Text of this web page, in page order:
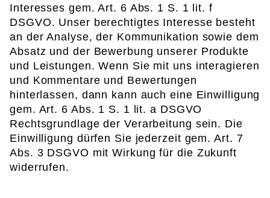
Interesses gem. Art. 6 Abs. 1 S. 1 lit. f
DSGVO. Unser berechtigtes Interesse besteht
an der Analyse, der Kommunikation sowie dem
Absatz und der Bewerbung unserer Produkte
und Leistungen. Wenn Sie mit uns interagieren
und Kommentare und Bewertungen
hinterlassen, dann kann auch eine Einwilligung
gem. Art. 6 Abs. 1 S. 1 lit. a DSGVO
Rechtsgrundlage der Verarbeitung sein. Die
Einwilligung dürfen Sie jederzeit gem. Art. 7
Abs. 3 DSGVO mit Wirkung für die Zukunft
widerrufen.